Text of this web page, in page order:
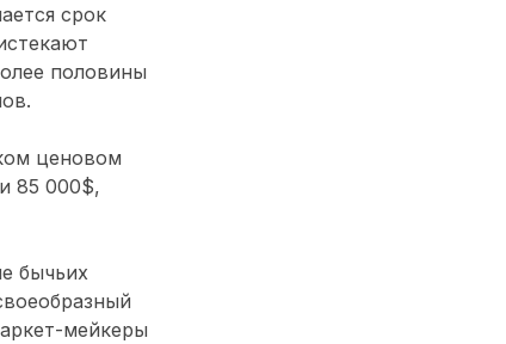
срок
половины
ценовом
85 000$,
бычьих
мейкеры